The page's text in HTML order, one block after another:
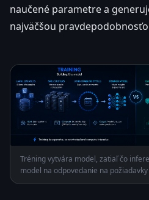
naučené parametre a
najväčšou
Tréning vytvára model, zatiaľ čo
model na odpovedanie na